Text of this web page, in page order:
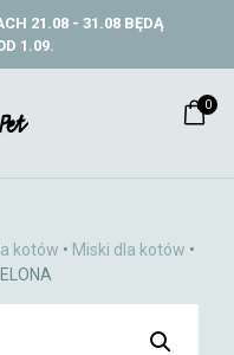
21.08 - 31.08 BĘDĄ
1.09.
0
kotów • Miski dla kotów •